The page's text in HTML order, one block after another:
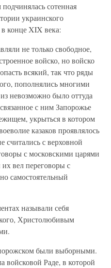
сотенная
украинского
в конце XIX века:
не только свободное,
войско, но войско
всякий, так что ряды
пополнялись многими
невозможно было оттуда
с ним Запорожье
укрыться в котором
казаков проявлялось
считались с верховной
с московскими царями
вел переговоры с
самостоятельный
называли себя
Христолюбивым
были выборными.
войсковой Раде, в которой